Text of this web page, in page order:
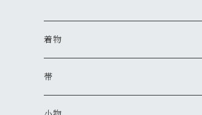
着物
夏着物
セオアルファ(レディース)
帯